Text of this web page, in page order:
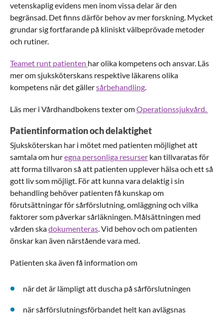
vetenskaplig evidens men inom vissa delar är den
begränsad. Det finns därför behov av mer forskning. Mycket
grundar sig fortfarande på kliniskt välbeprövade metoder
och rutiner.
Teamet runt patienten har olika kompetens och ansvar. Läs
mer om sjuksköterskans respektive läkarens olika
kompetens när det gällersårbehandling.
Läs mer i Vårdhandbokens texter omOperationssjukvård.
Patientinformation och delaktighet
Sjuksköterskan har i mötet med patienten möjlighet att
samtala om huregna personliga resurser kan tillvaratas för
att forma tillvaron så att patienten upplever hälsa och ett så
gott liv som möjligt. För att kunna vara delaktig i sin
behandling behöver patienten få kunskap om
förutsättningar för sårförslutning, omläggning och vilka
faktorer som påverkar sårläkningen. Målsättningen med
vården skadokumenteras. Vid behov och om patienten
önskar kan även närstående vara med.
Patienten ska även få information om
när det är lämpligt att duscha på sårförslutningen
när sårförslutningsförbandet helt kan avlägsnas